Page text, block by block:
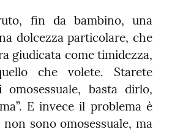
fin da bambino, una
dolcezza particolare, che
giudicata come timidezza,
che volete. Starete
omosessuale, basta dirlo,
E invece il problema è
sono omosessuale, ma